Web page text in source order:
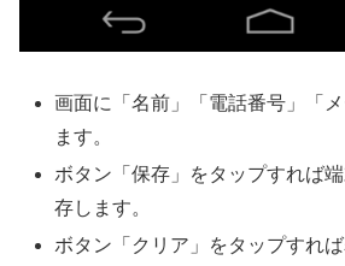
画面に「名前」「電話番号」「
ます。
ボタン「保存」をタップすれば
存します。
ボタン「クリア」をタップすれ